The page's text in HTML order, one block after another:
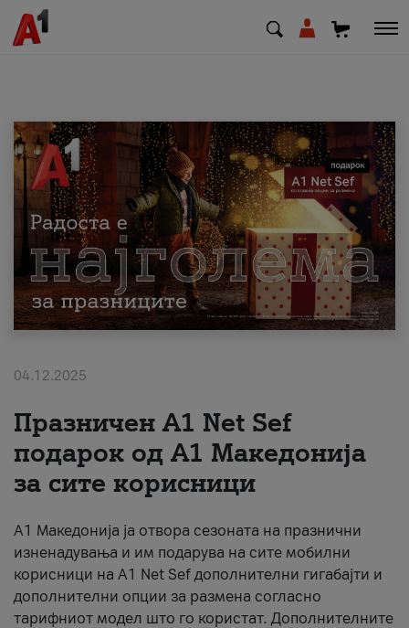
МК EN SQ
Приватни Деловни
Поддршка
Надополни кредит
За нас
#ПодобарОнлајн
04.12.2025
Празничен A1 Net Sеf
подарок од А1 Македонија
за сите корисници
А1 Македонија ја отвора сезоната на празнични
изненадувања и им подарува на сите мобилни
корисници на A1 Net Sef дополнителни гигабајти и
дополнителни опции за размена согласно
тарифниот модел што го користат. Дополнителните